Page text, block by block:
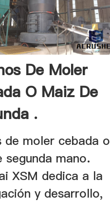
De Moler
O Maiz De
.
de moler cebada o
segunda mano.
XSM dedica a la
y desarrollo,